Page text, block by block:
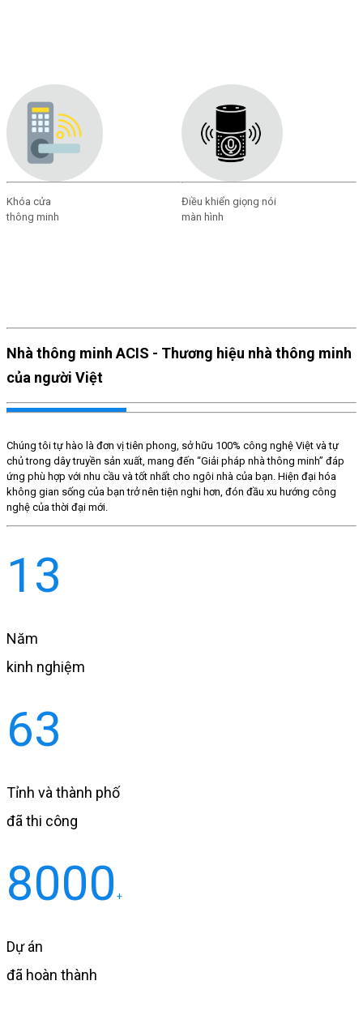
Khóa cửa
thông minh
Điều khiển giọng nói
màn hình
Nhà thông minh ACIS - Thương hiệu nhà thông minh
của người Việt
Chúng tôi tự hào là đơn vị tiên phong, sở hữu 100% công nghệ Việt và tự
chủ trong dây truyền sản xuất, mang đến “Giải pháp nhà thông minh” đáp
ứng phù hợp với nhu cầu và tốt nhất cho ngôi nhà của bạn. Hiện đại hóa
không gian sống của bạn trở nên tiện nghi hơn, đón đầu xu hướng công
nghệ của thời đại mới.
13
Năm
kinh nghiệm
63
Tỉnh và thành phố
đã thi công
8000 +
Dự án
đã hoàn thành